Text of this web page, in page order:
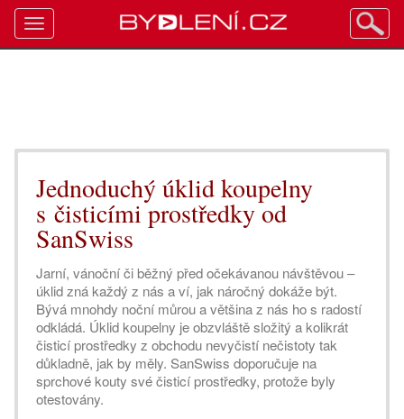
Jednoduchý úklid koupelny
s čisticími prostředky od
SanSwiss
Jarní, vánoční či běžný před očekávanou návštěvou –
úklid zná každý z nás a ví, jak náročný dokáže být.
Bývá mnohdy noční můrou a většina z nás ho s radostí
odkládá. Úklid koupelny je obzvláště složitý a kolikrát
čisticí prostředky z obchodu nevyčistí nečistoty tak
důkladně, jak by měly. SanSwiss doporučuje na
sprchové kouty své čisticí prostředky, protože byly
otestovány.
Toggle
navigation